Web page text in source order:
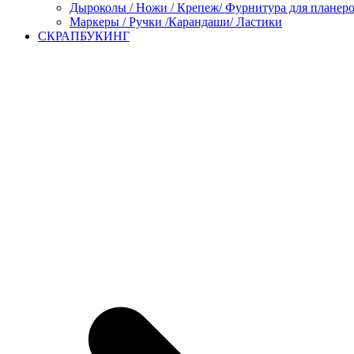
Дыроколы / Ножи / Крепеж/ Фурнитура для
Маркеры / Ручки /Карандаши/ Ластики
СКРАПБУКИНГ